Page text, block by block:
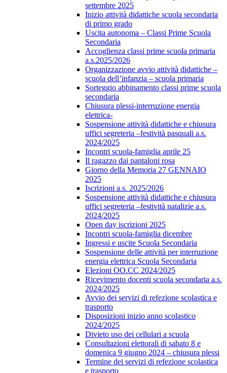
settembre 2025
Inizio attività didattiche scuola secondaria
di primo grado
Uscita autonoma – Classi Prime Scuola
Secondaria
Accoglienza classi prime scuola primaria
a.s.2025/2026
Organizzazione avvio attività didattiche –
scuola dell’infanzia – scuola primaria
Sorteggio abbinamento classi prime scuola
secondaria
Chiusura plessi-interruzione energia
elettrica-
Sospensione attività didattiche e chiusura
uffici segreteria –festività pasquali a.s.
2024/2025
Incontri scuola-famiglia aprile 25
Il ragazzo dai pantaloni rosa
Giorno della Memoria 27 GENNAIO
2025
Iscrizioni a.s. 2025/2026
Sospensione attività didattiche e chiusura
uffici segreteria –festività natalizie a.s.
2024/2025
Open day iscrizioni 2025
Incontri scuola-famiglia dicembre
Ingressi e uscite Scuola Secondaria
Sospensione delle attività per interruzione
energia elettrica Scuola Secondaria
Elezioni OO.CC 2024/2025
Ricevimento docenti scuola secondaria a.s.
2024/2025
Avvio dei servizi di refezione scolastica e
trasporto
Disposizioni inizio anno scolastico
2024/2025
Divieto uso dei cellulari a scuola
Consultazioni elettorali di sabato 8 e
domenica 9 giugno 2024 – chiusura plessi
Termine dei servizi di refezione scolastica
e trasporto